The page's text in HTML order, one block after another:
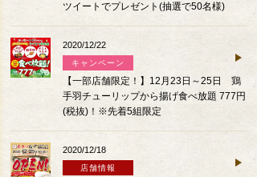
ツイートでプレゼント(抽選で50名様)
2020/12/22
キャンペーン
【一部店舗限定！】12月23日～25日 鶏
手羽チューリップから揚げ食べ放題 777円
(税抜)！※先着5組限定
2020/12/18
店舗情報